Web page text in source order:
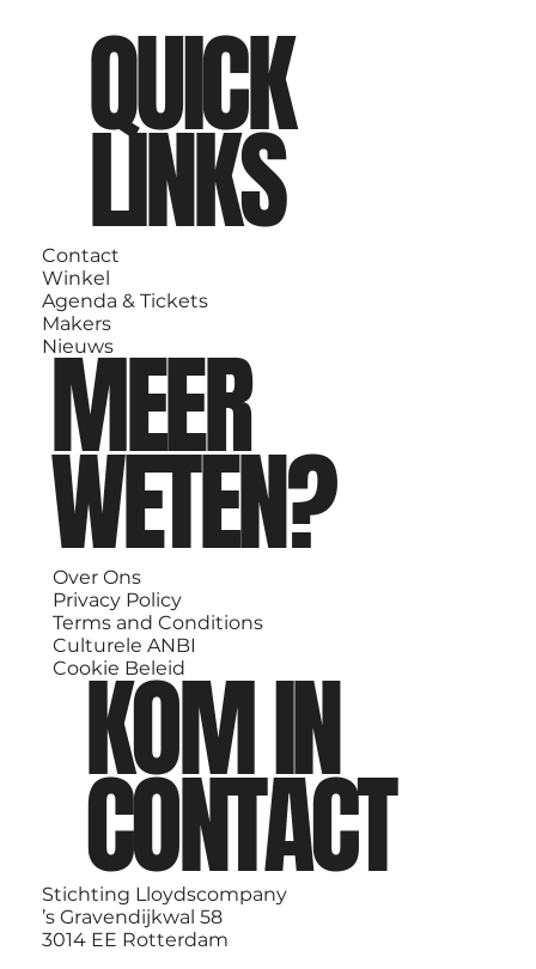
QUICK
LINKS
Contact
Winkel
Agenda & Tickets
Makers
Nieuws
MEER
WETEN?
Over Ons
Privacy Policy
Terms and Conditions
Culturele ANBI
Cookie Beleid
KOM IN
CONTACT
Stichting Lloydscompany
’s Gravendijkwal 58
3014 EE Rotterdam